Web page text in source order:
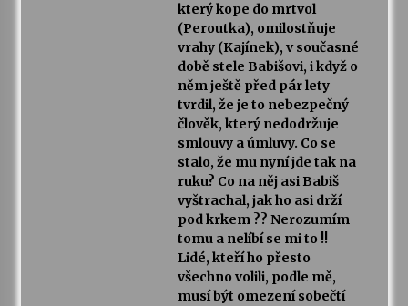
který kope do mrtvol
(Peroutka), omilostňuje
vrahy (Kajínek), v současné
době stele Babišovi, i když o
něm ještě před pár lety
tvrdil, že je to nebezpečný
člověk, který nedodržuje
smlouvy a úmluvy. Co se
stalo, že mu nyní jde tak na
ruku? Co na něj asi Babiš
vyštrachal, jak ho asi drží
pod krkem ?? Nerozumím
tomu a nelíbí se mi to !!
Lidé, kteří ho přesto
všechno volili, podle mě,
musí být omezení sobečtí